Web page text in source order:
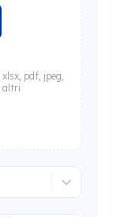
pdf, jpeg,
altri